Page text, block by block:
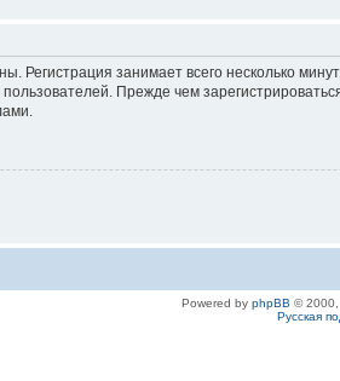
Регистрация занимает всего несколько
Прежде чем
Powered by phpBB © 2000,
Русская